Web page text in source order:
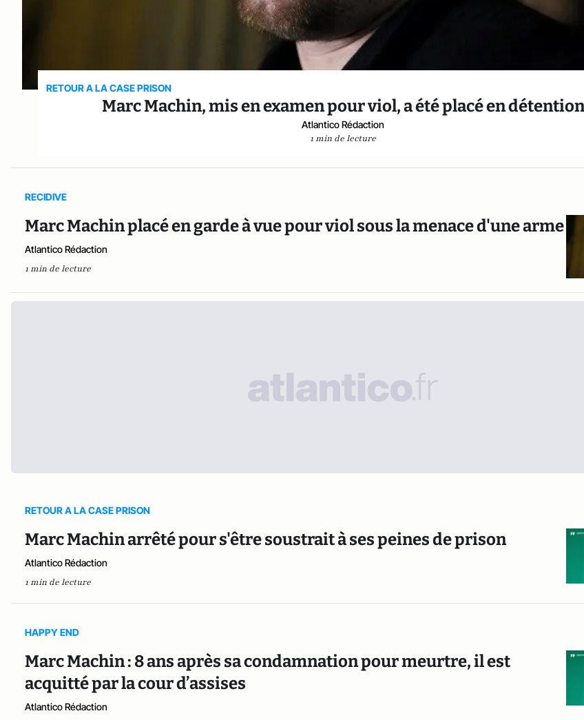
RETOUR A LA CASE PRISON
Marc Machin, mis en examen pour viol, a été placé en détention
Atlantico Rédaction
1 min de lecture
RECIDIVE
Marc Machin placé en garde à vue pour viol sous la menace d'une arme
Atlantico Rédaction
1 min de lecture
RETOUR A LA CASE PRISON
Marc Machin arrêté pour s'être soustrait à ses peines de prison
Atlantico Rédaction
1 min de lecture
HAPPY END
Marc Machin : 8 ans après sa condamnation pour meurtre, il est
acquitté par la cour d’assises
Atlantico Rédaction